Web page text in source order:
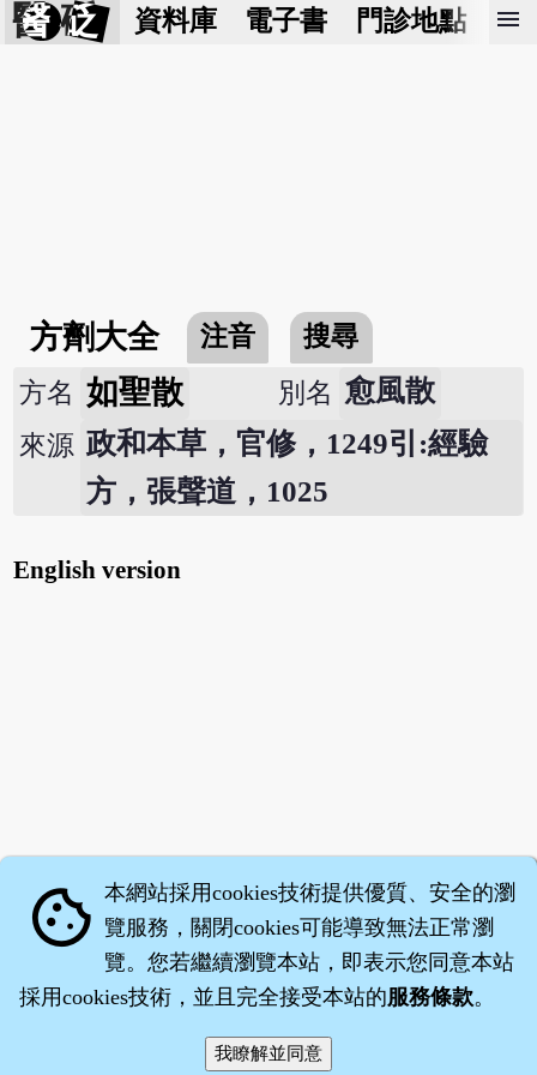
醫 砭 資料庫 電子書 門診地點 預
menu
方劑大全 注音
搜尋
方名 如聖散 別名 愈風散
來源 政和本草，官修，1249引:經驗
方，張聲道，1025
English version
‧沈藥子©2008～2026
cookie 本網站採用cookies技術提供優質、安全的瀏
覽服務，關閉cookies可能導致無法正常瀏
覽。您若繼續瀏覽本站，即表示您同意本站
採用cookies技術，並且完全接受本站的服務條款。